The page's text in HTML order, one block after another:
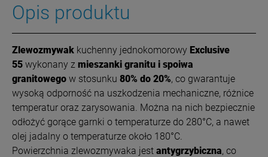
Opis produktu
Zlewozmywak kuchenny jednokomorowy Exclusive
55 wykonany z mieszanki granitu i spoiwa
granitowego w stosunku 80% do 20%, co gwarantuje
wysoką odporność na uszkodzenia mechaniczne, różnice
temperatur oraz zarysowania. Można na nich bezpiecznie
odłożyć gorące garnki o temperaturze do 280°C, a nawet
olej jadalny o temperaturze około 180°C.
Powierzchnia zlewozmywaka jest antygrzybiczna, co